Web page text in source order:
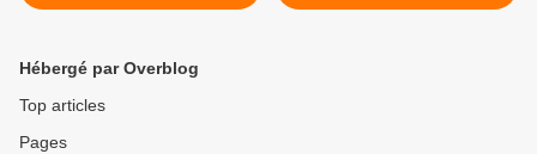
Hébergé par Overblog
Top articles
Pages